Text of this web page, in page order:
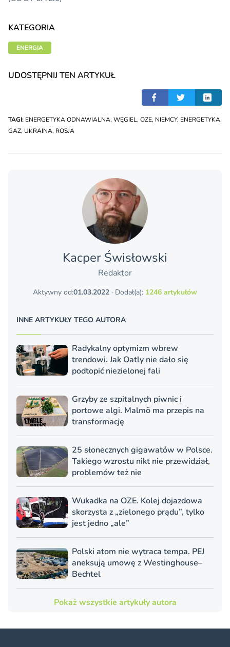
KATEGORIA
ENERGIA
UDOSTĘPNIJ TEN ARTYKUŁ
TAGI: ENERGETYKA ODNAWIALNA, WĘGIEL, OZE, NIEMCY, ENERGETYKA,
GAZ, UKRAINA, ROSJA
Kacper Świsło­wski
Redaktor
Aktywny od:01.03.2022 · Dodał(a): 1246 artykułów
INNE ARTYKUŁY TEGO AUTORA
Radykalny optymizm wbrew
trendowi. Jak Oatly nie dało się
podtopić niezielonej fali
Grzyby ze szpitalnych piwnic i
portowe algi. Malmö ma przepis na
transformację
25 słonecznych gigawatów w Polsce.
Takiego wzrostu nikt nie przewidział,
problemów też nie
Wukadka na OZE. Kolej dojazdowa
skorzysta z „zielonego prądu”, tylko
jest jedno „ale”
Polski atom nie wytraca tempa. PEJ
aneksują umowę z Westinghouse–
Bechtel
Pokaż wszystkie artykuły autora